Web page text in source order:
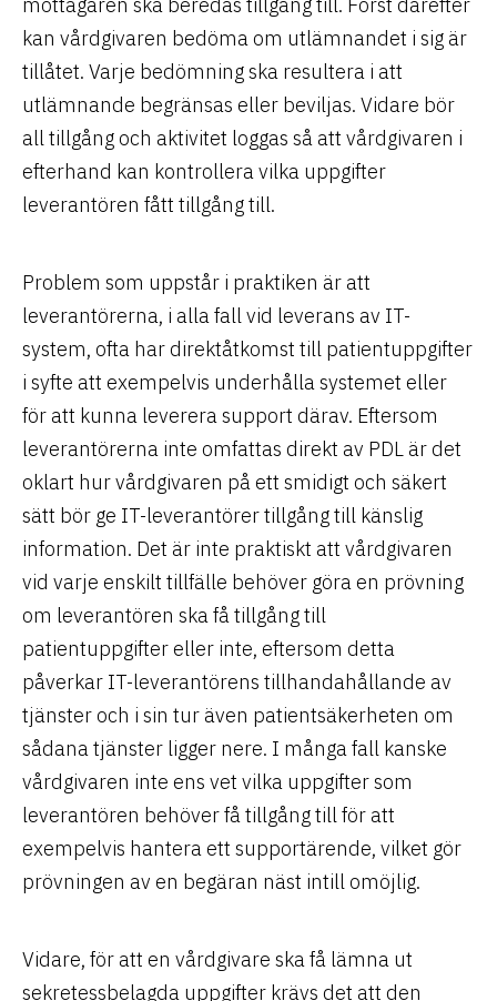
kan vårdgivaren bedöma om utlämnandet i sig är
tillåtet. Varje bedömning ska resultera i att
utlämnande begränsas eller beviljas. Vidare bör
all tillgång och aktivitet loggas så att vårdgivaren i
efterhand kan kontrollera vilka uppgifter
leverantören fått tillgång till.
Problem som uppstår i praktiken är att
leverantörerna, i alla fall vid leverans av IT-
system, ofta har direktåtkomst till patientuppgifter
i syfte att exempelvis underhålla systemet eller
för att kunna leverera support därav. Eftersom
leverantörerna inte omfattas direkt av PDL är det
oklart hur vårdgivaren på ett smidigt och säkert
sätt bör ge IT-leverantörer tillgång till känslig
information. Det är inte praktiskt att vårdgivaren
vid varje enskilt tillfälle behöver göra en prövning
om leverantören ska få tillgång till
patientuppgifter eller inte, eftersom detta
påverkar IT-leverantörens tillhandahållande av
tjänster och i sin tur även patientsäkerheten om
sådana tjänster ligger nere. I många fall kanske
vårdgivaren inte ens vet vilka uppgifter som
leverantören behöver få tillgång till för att
exempelvis hantera ett supportärende, vilket gör
prövningen av en begäran näst intill omöjlig.
Vidare, för att en vårdgivare ska få lämna ut
sekretessbelagda uppgifter krävs det att den